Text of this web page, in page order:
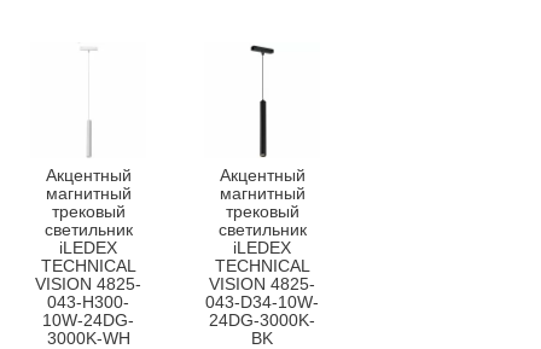
Акцентный
магнитный
трековый
светильник
iLEDEX
TECHNICAL
VISION 4825-
043-H300-
10W-24DG-
3000K-WH
Акцентный
магнитный
трековый
светильник
iLEDEX
TECHNICAL
VISION 4825-
043-D34-10W-
24DG-3000K-
BK